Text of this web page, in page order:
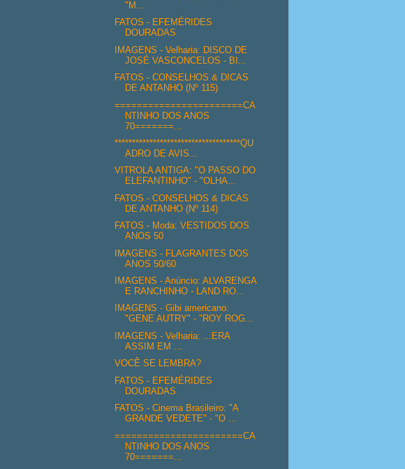
"M...
FATOS - EFEMÉRIDES
DOURADAS
IMAGENS - Velharia: DISCO DE
JOSÉ VASCONCELOS - BI...
FATOS - CONSELHOS & DICAS
DE ANTANHO (Nº 115)
=======================CA
NTINHO DOS ANOS
70=======...
************************************QU
ADRO DE AVIS...
VITROLA ANTIGA: "O PASSO DO
ELEFANTINHO" - "OLHA...
FATOS - CONSELHOS & DICAS
DE ANTANHO (Nº 114)
FATOS - Moda: VESTIDOS DOS
ANOS 50
IMAGENS - FLAGRANTES DOS
ANOS 50/60
IMAGENS - Anúncio: ALVARENGA
E RANCHINHO - LAND RO...
IMAGENS - Gibi americano:
"GENE AUTRY" - "ROY ROG...
IMAGENS - Velharia: ...ERA
ASSIM EM ...
VOCÊ SE LEMBRA?
FATOS - EFEMÉRIDES
DOURADAS
FATOS - Cinema Brasileiro: "A
GRANDE VEDETE" - "O ...
=======================CA
NTINHO DOS ANOS
70=======...